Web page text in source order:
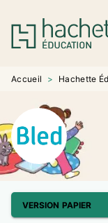
MENU
PIED DE PAGE
Accueil > Hachette
VERSION PAPIER